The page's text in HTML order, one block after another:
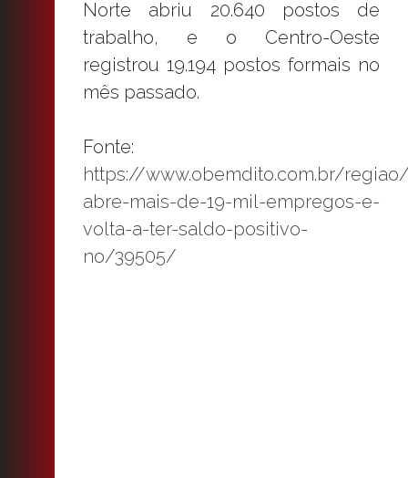
Norte abriu 20.640 postos de
trabalho, e o Centro-Oeste
registrou 19.194 postos formais no
mês passado.
Fonte:
https://www.obemdito.com.br/
abre-mais-de-19-mil-empregos-e-
volta-a-ter-saldo-positivo-
no/39505/